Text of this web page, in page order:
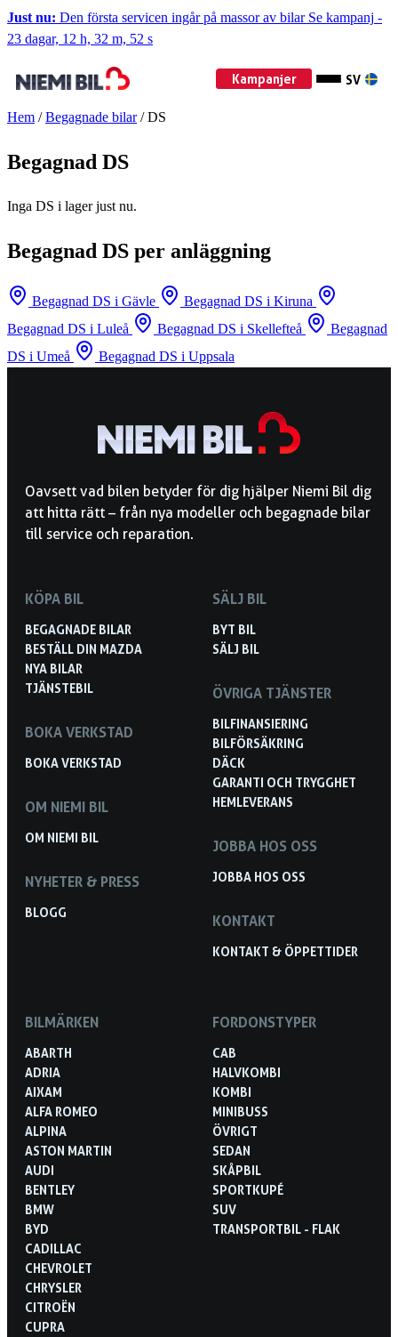
Just nu: Den första servicen ingår på massor av bilar Se kampanj -
23 dagar, 12 h, 32 m, 52 s
Kampanjer SV
Hem / Begagnade bilar / DS
Begagnad DS
Inga DS i lager just nu.
Begagnad DS per anläggning
Begagnad DS i Gävle
Begagnad DS i Kiruna
Begagnad DS i Luleå
Begagnad DS i Skellefteå
Begagnad
DS i Umeå
Begagnad DS i Uppsala
Oavsett vad bilen betyder för dig hjälper Niemi Bil dig
att hitta rätt – från nya modeller och begagnade bilar
till service och reparation.
KÖPA BIL
BEGAGNADE BILAR
BESTÄLL DIN MAZDA
NYA BILAR
TJÄNSTEBIL
BOKA VERKSTAD
BOKA VERKSTAD
OM NIEMI BIL
OM NIEMI BIL
NYHETER & PRESS
BLOGG
SÄLJ BIL
BYT BIL
SÄLJ BIL
ÖVRIGA TJÄNSTER
BILFINANSIERING
BILFÖRSÄKRING
DÄCK
GARANTI OCH TRYGGHET
HEMLEVERANS
JOBBA HOS OSS
JOBBA HOS OSS
KONTAKT
KONTAKT & ÖPPETTIDER
BILMÄRKEN
ABARTH
ADRIA
AIXAM
ALFA ROMEO
ALPINA
ASTON MARTIN
AUDI
BENTLEY
BMW
BYD
CADILLAC
CHEVROLET
CHRYSLER
CITROËN
CUPRA
FORDONSTYPER
CAB
HALVKOMBI
KOMBI
MINIBUSS
ÖVRIGT
SEDAN
SKÅPBIL
SPORTKUPÉ
SUV
TRANSPORTBIL - FLAK